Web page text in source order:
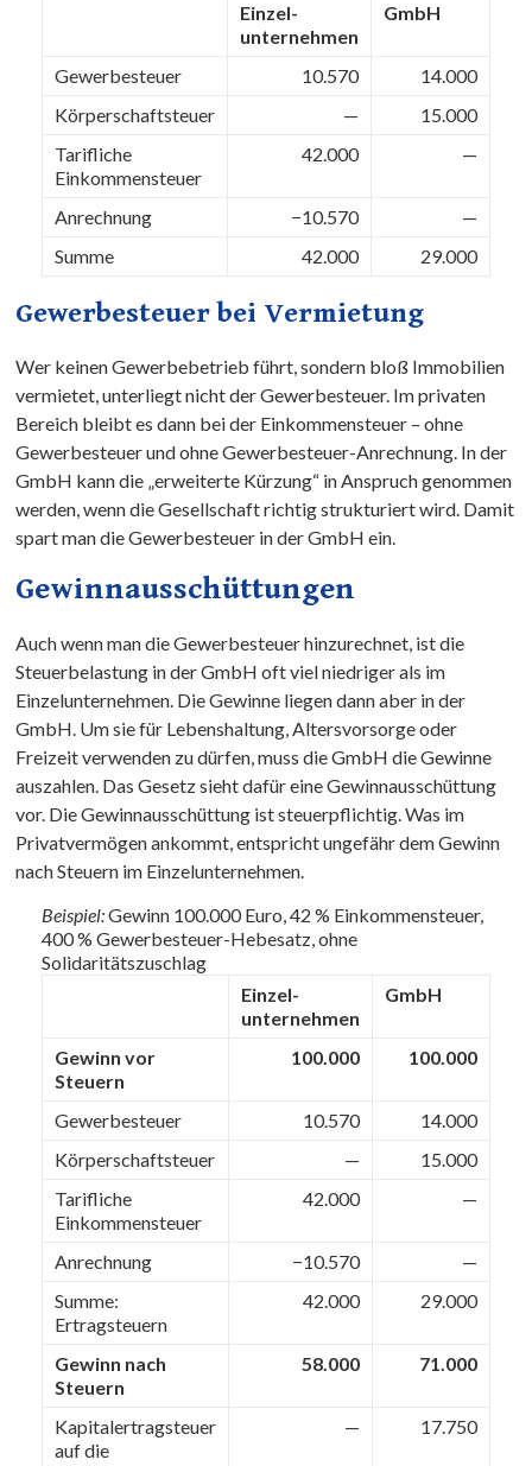
Einzel­
unternehmen
GmbH
Gewerbesteuer 10.570
14.000
Körperschaftsteuer
—
15.000
Tarifliche
Einkommen­steuer
42.000 —
Anrechnung −10.570
—
Summe
42.000 29.000
Gewerbesteuer bei Vermietung
Wer keinen Gewerbebetrieb führt, sondern bloß Immobilien
vermietet, unterliegt nicht der Gewerbesteuer. Im privaten
Bereich bleibt es dann bei der Einkommensteuer – ohne
Gewerbesteuer und ohne Gewerbesteuer-Anrechnung. In der
GmbH kann die „erweiterte Kürzung“ in Anspruch genommen
werden, wenn die Gesellschaft richtig strukturiert wird. Damit
spart man die Gewerbesteuer in der GmbH ein.
Gewinnausschüttungen
Auch wenn man die Gewerbesteuer hinzurechnet, ist die
Steuerbelastung in der GmbH oft viel niedriger als im
Einzelunternehmen. Die Gewinne liegen dann aber in der
GmbH. Um sie für Lebenshaltung, Altersvorsorge oder
Freizeit verwenden zu dürfen, muss die GmbH die Gewinne
auszahlen. Das Gesetz sieht dafür eine Gewinnausschüttung
vor. Die Gewinnausschüttung ist steuerpflichtig. Was im
Privatvermögen ankommt, entspricht ungefähr dem Gewinn
nach Steuern im Einzelunternehmen.
Beispiel:Gewinn 100.000 Euro, 42 % Einkommensteuer,
400 % Gewerbesteuer-Hebesatz, ohne
Solidaritätszuschlag
Einzel­
unternehmen
GmbH
Gewinn vor
Steuern
100.000 100.000
Gewerbesteuer 10.570
14.000
Körperschaftsteuer
—
15.000
Tarifliche
Einkommen­steuer
42.000 —
Anrechnung −10.570
—
Summe:
Ertragsteuern
42.000 29.000
Gewinn nach
Steuern
58.000 71.000
Kapitalertragsteuer
auf die
— 17.750